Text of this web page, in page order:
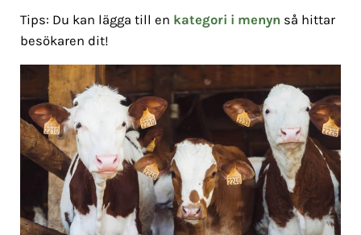
Tips: Du kan lägga till en kategori i menyn så hittar
besökaren dit!